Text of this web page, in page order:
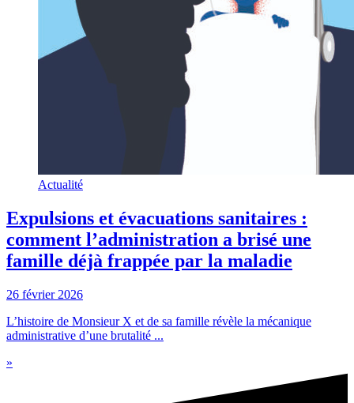
Actualité
Expulsions et évacuations sanitaires :
comment l’administration a brisé une
famille déjà frappée par la maladie
26 février 2026
L’histoire de Monsieur X et de sa famille révèle la mécanique
administrative d’une brutalité ...
»